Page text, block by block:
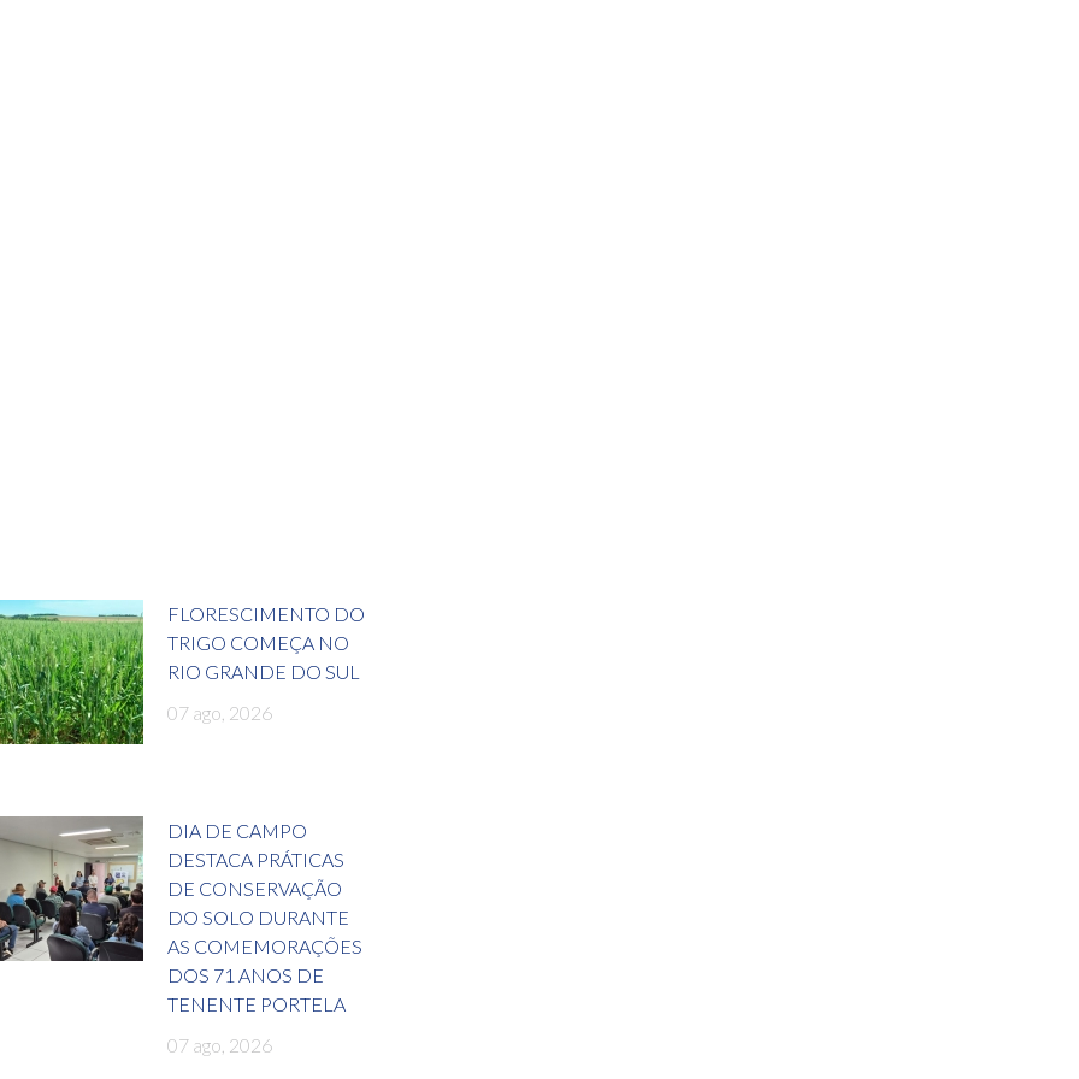
FLORESCIMENTO DO
TRIGO COMEÇA NO
RIO GRANDE DO SUL
07 ago, 2026
DIA DE CAMPO
DESTACA PRÁTICAS
DE CONSERVAÇÃO
DO SOLO DURANTE
AS COMEMORAÇÕES
DOS 71 ANOS DE
TENENTE PORTELA
07 ago, 2026